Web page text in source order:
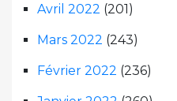
Avril 2022 (201)
Mars 2022 (243)
Février 2022 (236)